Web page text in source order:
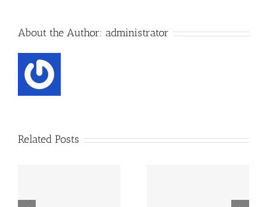
About the Author: administrator
Related Posts